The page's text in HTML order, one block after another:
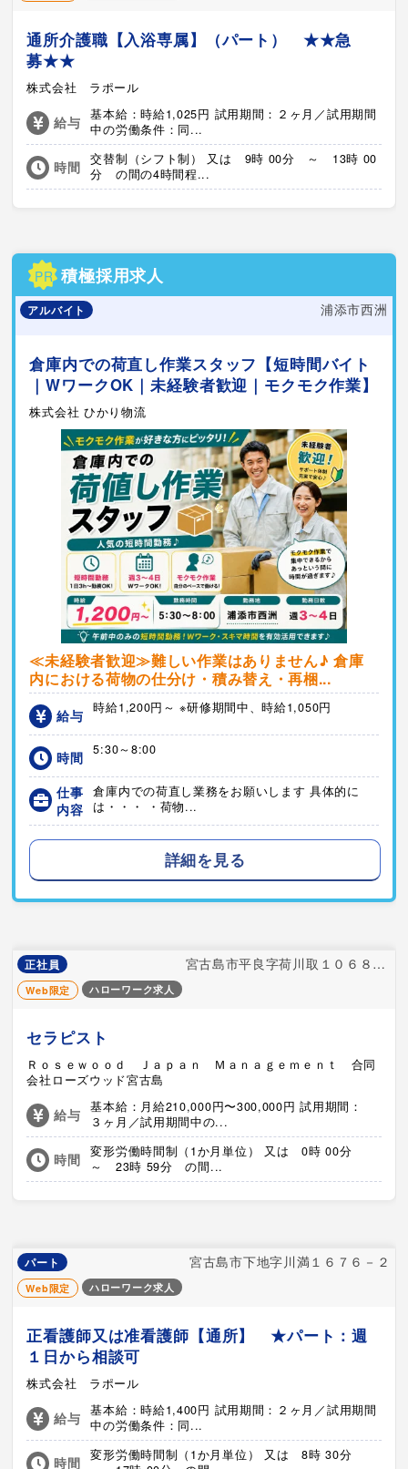
通所介護職【入浴専属】（パート） ★★急
募★★
株式会社 ラポール
給与
基本給：時給1,025円 試用期間：２ヶ月／試用期間
中の労働条件：同...
時間
交替制（シフト制） 又は 9時 00分 ～ 13時 00
分 の間の4時間程...
PR 積極採用求人
アルバイト 浦添市西洲
倉庫内での荷直し作業スタッフ【短時間バイト
｜WワークOK｜未経験者歓迎｜モクモク作業】
株式会社 ひかり物流
≪未経験者歓迎≫難しい作業はありません♪ 倉庫
内における荷物の仕分け・積み替え・再梱...
給与 時給1,200円～ ※研修期間中、時給1,050円
時間 5:30～8:00
仕事
内容
倉庫内での荷直し業務をお願いします 具体的に
は・・・ ・荷物...
詳細を見る
正社員 宮古島市平良字荷川取１０６８－１
Web限定 ハローワーク求人
セラピスト
Ｒｏｓｅｗｏｏｄ Ｊａｐａｎ Ｍａｎａｇｅｍｅｎｔ 合同
会社ローズウッド宮古島
給与
基本給：月給210,000円〜300,000円 試用期間：
３ヶ月／試用期間中の...
時間
変形労働時間制（1か月単位） 又は 0時 00分
～ 23時 59分 の間...
パート 宮古島市下地字川満１６７６－２
Web限定 ハローワーク求人
正看護師又は准看護師【通所】 ★パート：週
１日から相談可
株式会社 ラポール
給与
基本給：時給1,400円 試用期間：２ヶ月／試用期間
中の労働条件：同...
時間
変形労働時間制（1か月単位） 又は 8時 30分